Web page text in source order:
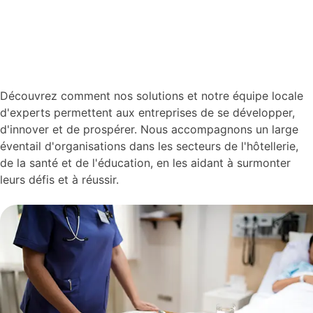
Découvrez comment nos solutions et notre équipe locale
d'experts permettent aux entreprises de se développer,
d'innover et de prospérer. Nous accompagnons un large
éventail d'organisations dans les secteurs de l'hôtellerie,
de la santé et de l'éducation, en les aidant à surmonter
leurs défis et à réussir.